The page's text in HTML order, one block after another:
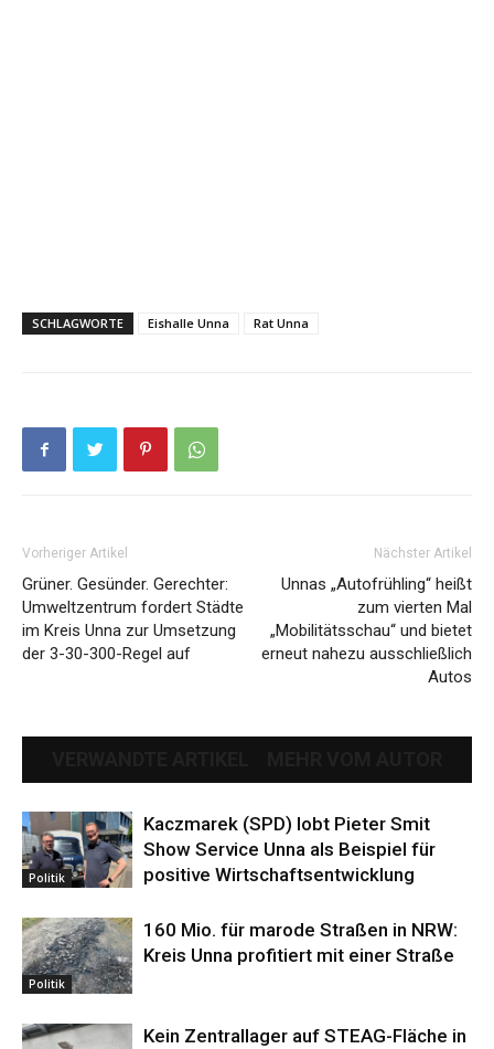
SCHLAGWORTE Eishalle Unna Rat Unna
Vorheriger Artikel
Grüner. Gesünder. Gerechter:
Umweltzentrum fordert Städte
im Kreis Unna zur Umsetzung
der 3-30-300-Regel auf
Nächster Artikel
Unnas „Autofrühling“ heißt
zum vierten Mal
„Mobilitätsschau“ und bietet
erneut nahezu ausschließlich
Autos
Politik
Kaczmarek (SPD) lobt Pieter Smit
Show Service Unna als Beispiel für
positive Wirtschaftsentwicklung
Politik
160 Mio. für marode Straßen in NRW:
Kreis Unna profitiert mit einer Straße
Kein Zentrallager auf STEAG-Fläche in